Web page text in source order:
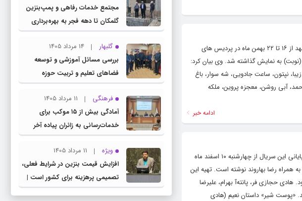
به گزارش کلام تازه، محمد حسین زاده افزود: ۲۵ فیلم در قالب بیست و یکمین جشنواره فیلم فجر مشهد از ۱۶ تا ۲۲ بهمن ماه در پردیس های
پارک بازار، اطلس، برفی، ویلاژتوریست (طرقبه) و سینما آفریقا در ۱۱۱ سانس (نوبت) به نمایش گذاشته شد. وی بیان کرد:
نپتون، ساعت جادویی، شه سوار، باغ
آبی روشن، معجزه پروین، ملکه
ادامه خبر
قسمت هشتم و پایانی فصل دوم «پوست شیر» روز چهارشنبه ۱۹ بهمن ۱۴۰۱ عرضه شد و فصل سوم و پایانی این سریال از چهارشنبه ۱۰ اسفند ماه
همراه رضا بهاروند نوشته است. تهیه این
حجازی فر، پانته‌آ بهرام، علیرضا
«پوست شیر» داستان نعیم (هادی
مجتمع خدمات رفاهی و پمپ‌بنزین
گلمکان تا دهه فجر به بهره‌برداری
می‌رسد
گلبهار
14 مرداد 1405
بررسی مسائل آموزشی و توسعه
فضاهای تعلیم و تربیت حوزه
انتخابیه در نشست مشترک عضو
کمیسیون آموزش مجلس با مدیرکل
آموزش و پرورش خراسان رضوی
فرهنگی
11 مرداد 1405
آمادگی بیش از ۱۵ موکب برای
خدمات‌رسانی به زائران پیاده آخر
صفر در شهرستان چناران
ویژه
11 مرداد 1405
افزایش قیمت بنزین در شرایط فعلی،
تصمیمی پرهزینه برای کشور است |
دولت، قاچاق سوخت و عوامل اصلی